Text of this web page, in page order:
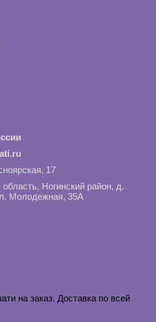
17
Ногинский район, д.
Молодежная, 35А
на заказ. Доставка по всей